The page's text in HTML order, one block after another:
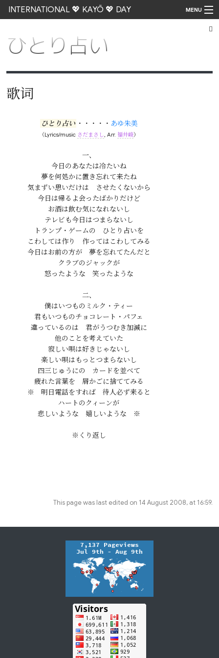
INTERNATIONAL 💖 KAYŌ 💖 DAY MENU
ひとり占い
歌词
ひとり占い ・・・・・ あゆ朱美
（Lyrics/music さだまさし, Arr.福井峻）
一、
今日のあなたは冷たいね
夢を何処かに置き忘れて来たね
気まずい思いだけは　させたくないから
今日は帰るよ会ったばかりだけど
お酒は飲む気になれないし
テレビも今日はつまらないし
トランプ・ゲームの　ひとり占いを
こわしては作り　作ってはこわしてみる
今日はお前の方が　夢を忘れてたんだと
クラブのジャックが
怒ったような　笑ったような
二、
僕はいつものミルク・ティー
君もいつものチョコレート・パフェ
違っているのは　君がうつむき加減に
他のことを考えていた
寂しい唄は好きじゃないし
楽しい唄はもっとつまらないし
四三じゅうにの　カードを並べて
疲れた言葉を　屑かごに捨ててみる
※　明日電話をすれば　待人必ず来ると
ハートのクィーンが
悲しいような　嬉しいような　※
This page was last edited on 14 August 2008, at 16:59.